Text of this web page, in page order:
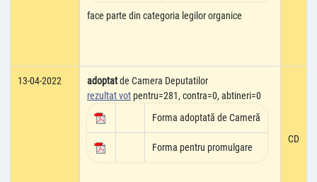
face parte din categoria legilor organice
13-04-2022 adoptatde Camera Deputatilor
rezultat vot pentru=281, contra=0, abtineri=0
Forma adoptată de Cameră
Forma pentru promulgare
CD